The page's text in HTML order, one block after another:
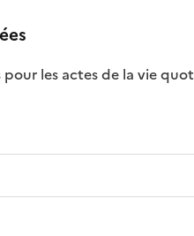
les actes de la vie